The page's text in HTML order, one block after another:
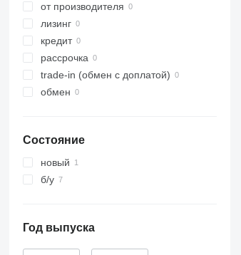
от производителя
лизинг
кредит
рассрочка
trade-in (обмен с доплатой)
обмен
Состояние
новый
б/у
Год выпуска